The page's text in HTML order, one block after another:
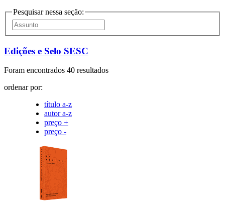
Pesquisar nessa seção:
Edições e Selo SESC
Foram encontrados 40 resultados
ordenar por:
título a-z
autor a-z
preço +
preço -